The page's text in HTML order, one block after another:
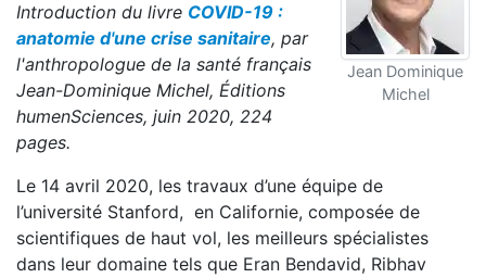
Jean Dominique
Michel
Introduction du livre COVID-19 :
anatomie d'une crise sanitaire, par
l'anthropologue de la santé français
Jean-Dominique Michel, Éditions
humenSciences, juin 2020, 224
pages.
Le 14 avril 2020, les travaux d’une équipe de
l’université Stanford, en Californie, composée de
scientifiques de haut vol, les meilleurs spécialistes
dans leur domaine tels que Eran Bendavid, Ribhav